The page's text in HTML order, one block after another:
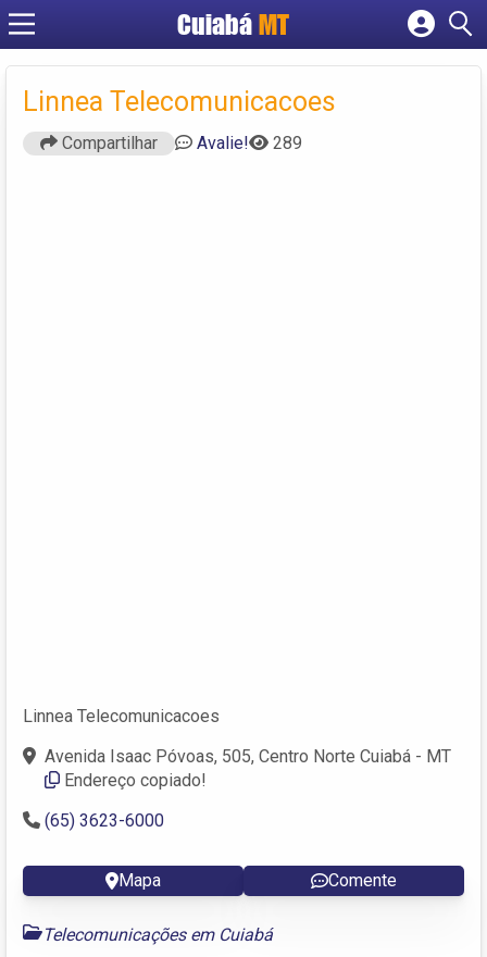
Cuiabá MT
Cadastrar empresa
Criar conta
Linnea Telecomunicacoes
Compartilhar Avalie! 289
Linnea Telecomunicacoes
Avenida Isaac Póvoas, 505, Centro Norte Cuiabá - MT
Endereço copiado!
(65) 3623-6000
Mapa Comente
Telecomunicações em Cuiabá